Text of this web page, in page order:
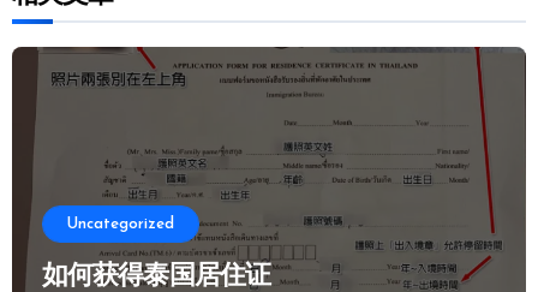
Uncategorized
如何获得泰国居住证